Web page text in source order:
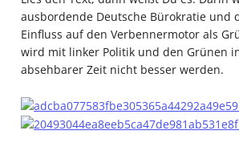
ausbordende Deutsche Bürokratie und
Einfluss auf den Verbennermotor als
wird mit linker Politik und den Grünen
absehbarer Zeit nicht besser werden.